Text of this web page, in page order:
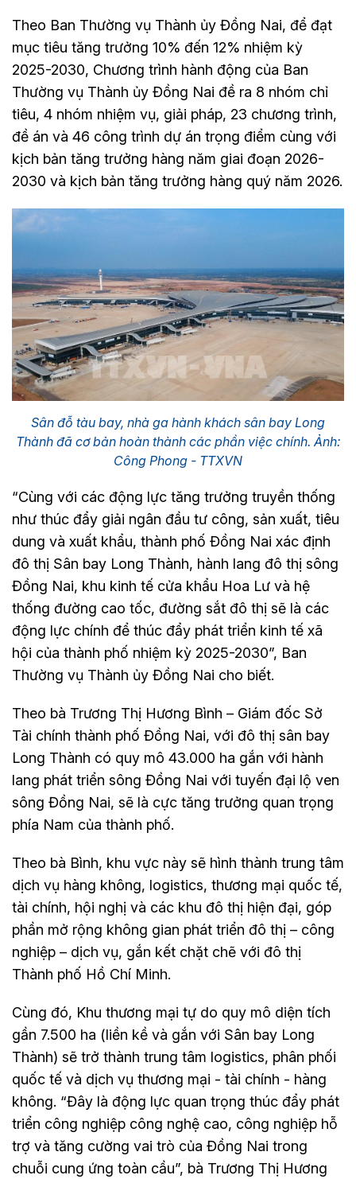
Theo Ban Thường vụ Thành ủy Đồng Nai, để đạt
mục tiêu tăng trưởng 10% đến 12% nhiệm kỳ
2025-2030, Chương trình hành động của Ban
Thường vụ Thành ủy Đồng Nai đề ra 8 nhóm chỉ
tiêu, 4 nhóm nhiệm vụ, giải pháp, 23 chương trình,
đề án và 46 công trình dự án trọng điểm cùng với
kịch bản tăng trưởng hàng năm giai đoạn 2026-
2030 và kịch bản tăng trưởng hàng quý năm 2026.
Sân đỗ tàu bay, nhà ga hành khách sân bay Long
Thành đã cơ bản hoàn thành các phần việc chính. Ảnh:
Công Phong - TTXVN
“Cùng với các động lực tăng trưởng truyền thống
như thúc đẩy giải ngân đầu tư công, sản xuất, tiêu
dung và xuất khẩu, thành phố Đồng Nai xác định
đô thị Sân bay Long Thành, hành lang đô thị sông
Đồng Nai, khu kinh tế cửa khẩu Hoa Lư và hệ
thống đường cao tốc, đường sắt đô thị sẽ là các
động lực chính để thúc đẩy phát triển kinh tế xã
hội của thành phố nhiệm kỳ 2025-2030”, Ban
Thường vụ Thành ủy Đồng Nai cho biết.
Theo bà Trương Thị Hương Bình – Giám đốc Sở
Tài chính thành phố Đồng Nai, với đô thị sân bay
Long Thành có quy mô 43.000 ha gắn với hành
lang phát triển sông Đồng Nai với tuyến đại lộ ven
sông Đồng Nai, sẽ là cực tăng trưởng quan trọng
phía Nam của thành phố.
Theo bà Bình, khu vực này sẽ hình thành trung tâm
dịch vụ hàng không, logistics, thương mại quốc tế,
tài chính, hội nghị và các khu đô thị hiện đại, góp
phần mở rộng không gian phát triển đô thị – công
nghiệp – dịch vụ, gắn kết chặt chẽ với đô thị
Thành phố Hồ Chí Minh.
Cùng đó, Khu thương mại tự do quy mô diện tích
gần 7.500 ha (liền kề và gắn với Sân bay Long
Thành) sẽ trở thành trung tâm logistics, phân phối
quốc tế và dịch vụ thương mại - tài chính - hàng
không. “Đây là động lực quan trọng thúc đẩy phát
triển công nghiệp công nghệ cao, công nghiệp hỗ
trợ và tăng cường vai trò của Đồng Nai trong
chuỗi cung ứng toàn cầu”, bà Trương Thị Hương